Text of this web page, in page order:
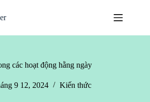
các hoạt động hằng ngày
9 12, 2024 Kiến thức